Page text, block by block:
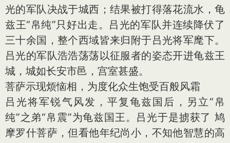
光的军队决战于城西；结果被打得落花流水，龟
兹王“帛纯”只好出走。吕光的军队并连续降伏了
三十余国，整个西域皆来归附于吕光将军麾下。
吕光的军队浩浩荡荡以征服者的姿态开进龟兹王
城，城如长安市邑，宫室甚盛。
菩萨示现烦恼相，为度化众生饱受百般风霜
吕光将军锐气风发，平复龟兹国后，另立“帛
纯”之弟“帛震”为龟兹国王。吕光于是掳获了 鸠
摩罗什菩萨，但看他年纪尚小，不知他智慧的高